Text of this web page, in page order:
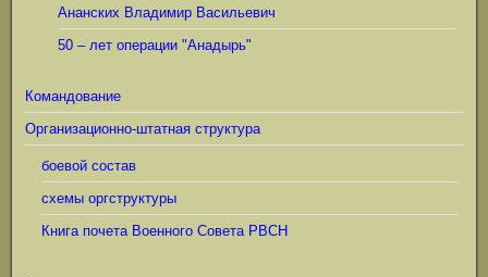
Ананских Владимир Васильевич
50 – лет операции "Анадырь"
Командование
Организационно-штатная структура
боевой состав
схемы оргструктуры
Книга почета Военного Совета РВСН